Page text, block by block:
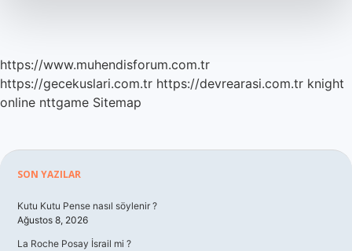
https://www.muhendisforum.com.tr
https://gecekuslari.com.tr https://devrearasi.com.tr knight
online nttgame Sitemap
Sidebar
SON YAZILAR
Kutu Kutu Pense nasıl söylenir ?
Ağustos 8, 2026
La Roche Posay İsrail mi ?